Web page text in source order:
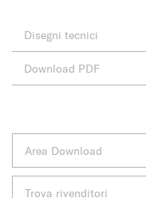
Disegni tecnici
Download PDF
Area Download
Trova rivenditori